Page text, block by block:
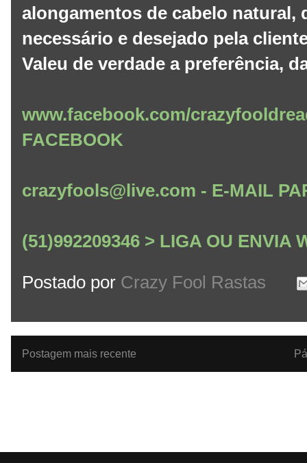
alongamentos de cabelo
necessário e desejado pela
Valeu de verdade a preferência,
www.facebook.com/
FACEBOOK
crazyfools@live.com - E-MAIL
(51)992209346 > LIGA OU ENVIA
Postado por Crazy Fool Rastas
Postagem mais recente